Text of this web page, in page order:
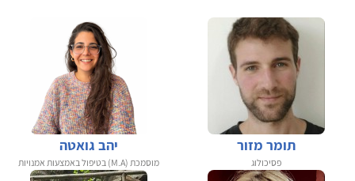
תומר מזור
פסיכולוג
יהב גואטה
מוסמכת (M.A) בטיפול באמצעות אמנויות